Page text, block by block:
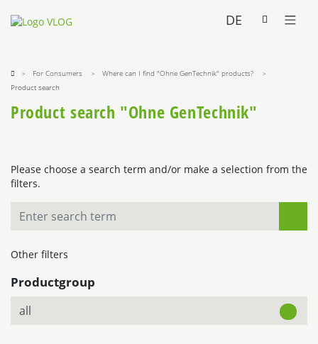
DE
For Consumers
Where can I find "Ohne GenTechnik" products?
Product search
Product search "Ohne GenTechnik"
Please choose a search term and/or make a selection from the
filters.
Other filters
Productgroup